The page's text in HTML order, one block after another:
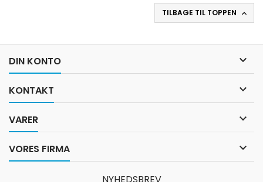
TILBAGE TIL TOPPEN 
DIN KONTO 
KONTAKT 
VARER 
VORES FIRMA 
NYHEDSBREV